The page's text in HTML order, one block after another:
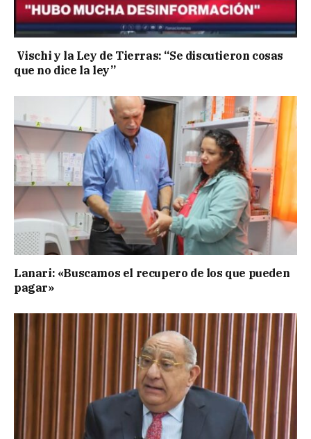
Vischi y la Ley de Tierras: “Se discutieron cosas
que no dice la ley”
Lanari: «Buscamos el recupero de los que pueden
pagar»